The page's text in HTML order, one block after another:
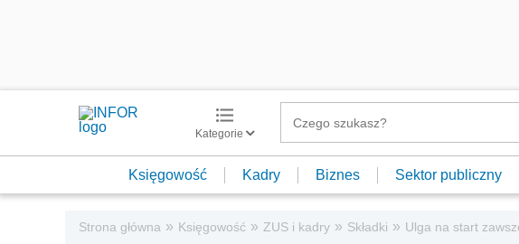
Kategorie
Księgowość Kadry Biznes Sektor publiczny
Strona główna » Księgowość » ZUS i kadry » Składki » Ulga na start